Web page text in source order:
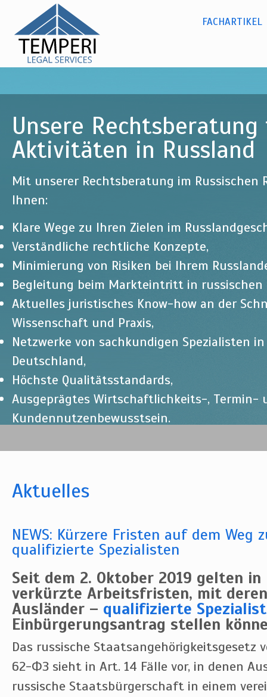
Dr. Olga
Kylina -
temperi
legal
services
Russisches Recht
HauptmenüFACHARTIKEL
Unsere
Aktivitäten in Russland
Mit unserer Rechtsberatung im Russischen
Ihnen:
Klare Wege zu Ihren Zielen im
Verständliche rechtliche Konzepte,
Minimierung von Risiken bei Ihrem
Begleitung beim Markteintritt in russischen
Aktuelles juristisches Know-how an der
Wissenschaft und Praxis,
Netzwerke von sachkundigen Spezialisten
Deutschland,
Höchste Qualitätsstandards,
Ausgeprägtes Wirtschaftlichkeits-, Termin-
Kundennutzenbewusstsein.
Aktuelles
NEWS: Kürzere Fristen auf dem
qualifizierte Spezialisten
Seit dem 2. Oktober 2019 gelten in
verkürzte Arbeitsfristen, mit
Ausländer – qualifizierte
Einbürgerungsantrag stellen
Das russische Staatsangehörigkeitsgesetz
62-ФЗ sieht in Art. 14 Fälle vor, in denen
russische Staatsbürgerschaft in einem